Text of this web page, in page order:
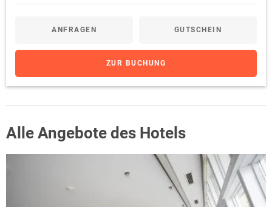
ANFRAGEN GUTSCHEIN
ZUR BUCHUNG
Alle Angebote des Hotels